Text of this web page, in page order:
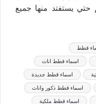
حتي يستفتد منها جميع
قطط
اسماء قطط اناث
اسماء قطط جديدة
اسماء قطط ذكور واناث
اسماء قطط ملكية